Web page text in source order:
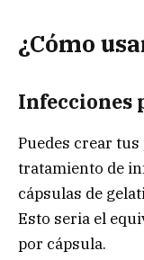
¿Cómo
Infecciones
Puedes crear
tratamiento de
cápsulas de
Esto seria el
por cápsula.